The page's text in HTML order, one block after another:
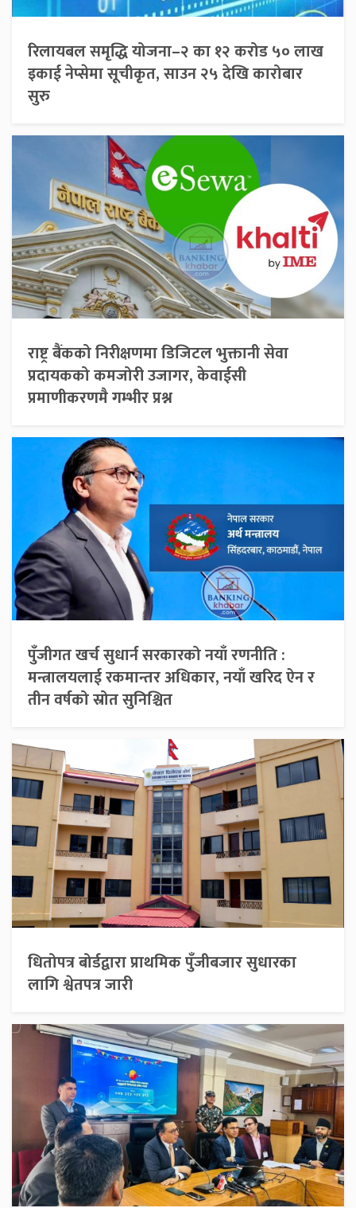
रिलायबल समृद्धि योजना–२ का १२ करोड ५० लाख
इकाई नेप्सेमा सूचीकृत, साउन २५ देखि कारोबार
सुरु
राष्ट्र बैंकको निरीक्षणमा डिजिटल भुक्तानी सेवा
प्रदायकको कमजोरी उजागर, केवाईसी
प्रमाणीकरणमै गम्भीर प्रश्न
पुँजीगत खर्च सुधार्न सरकारको नयाँ रणनीति :
मन्त्रालयलाई रकमान्तर अधिकार, नयाँ खरिद ऐन र
तीन वर्षको स्रोत सुनिश्चित
धितोपत्र बोर्डद्वारा प्राथमिक पुँजीबजार सुधारका
लागि श्वेतपत्र जारी